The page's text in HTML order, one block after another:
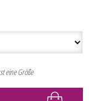
eine Größe